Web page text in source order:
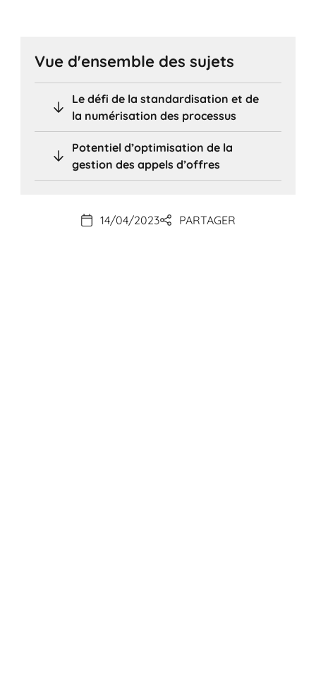
Vue d'ensemble des sujets
Le défi de la standardisation et de
la numérisation des processus
Potentiel d’optimisation de la
gestion des appels d’offres
14/04/2023 PARTAGER